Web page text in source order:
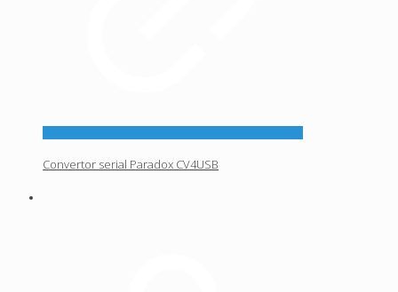
Convertor serial Paradox CV4USB